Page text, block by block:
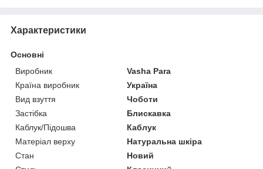
Характеристики
Основні
Виробник
Vasha Para
Країна виробник
Україна
Вид взуття
Чоботи
Застібка
Блискавка
Каблук/Підошва
Каблук
Матеріал верху
Натуральна шкіра
Стан
Новий